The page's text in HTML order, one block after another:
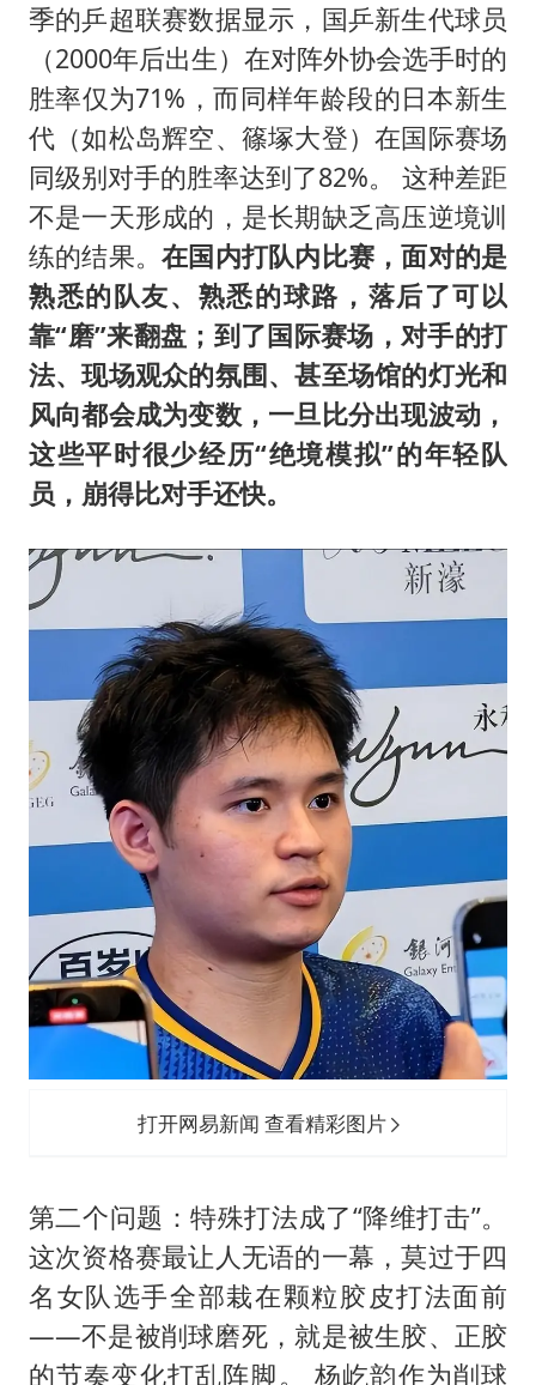
季的乒超联赛数据显示，国乒新生代球员
（2000年后出生）在对阵外协会选手时的
胜率仅为71%，而同样年龄段的日本新生
代（如松岛辉空、篠塚大登）在国际赛场
同级别对手的胜率达到了82%。 这种差距
不是一天形成的，是长期缺乏高压逆境训
练的结果。在国内打队内比赛，面对的是
熟悉的队友、熟悉的球路，落后了可以
靠“磨”来翻盘；到了国际赛场，对手的打
法、现场观众的氛围、甚至场馆的灯光和
风向都会成为变数，一旦比分出现波动，
这些平时很少经历“绝境模拟”的年轻队
员，崩得比对手还快。
打开网易新闻 查看精彩图片
第二个问题：特殊打法成了“降维打击”。
这次资格赛最让人无语的一幕，莫过于四
名女队选手全部栽在颗粒胶皮打法面前
——不是被削球磨死，就是被生胶、正胶
的节奏变化打乱阵脚。 杨屹韵作为削球